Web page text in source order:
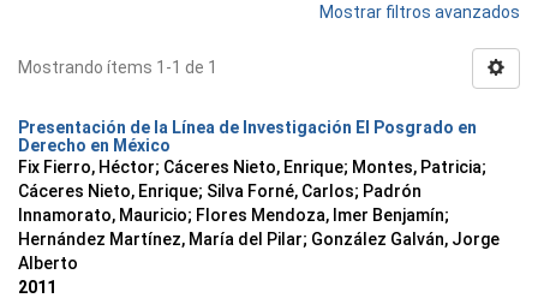
Mostrar filtros avanzados
Mostrando ítems 1-1 de 1
Presentación de la Línea de Investigación El Posgrado en
Derecho en México
Fix Fierro, Héctor; Cáceres Nieto, Enrique; Montes, Patricia;
Cáceres Nieto, Enrique; Silva Forné, Carlos; Padrón
Innamorato, Mauricio; Flores Mendoza, Imer Benjamín;
Hernández Martínez, María del Pilar; González Galván, Jorge
Alberto
2011